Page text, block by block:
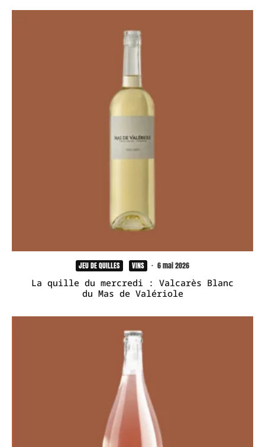
JEU DE QUILLES VINS · 6 mai 2026
La quille du mercredi : Valcarès Blanc
du Mas de Valériole